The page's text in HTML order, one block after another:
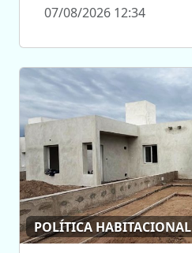
07/08/2026 12:34
POLÍTICA HABITACIONAL